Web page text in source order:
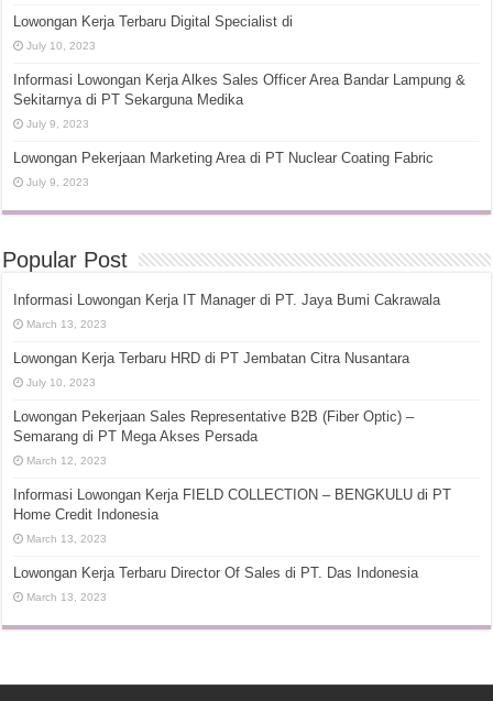
Lowongan Kerja Terbaru Digital Specialist di
July 10, 2023
Informasi Lowongan Kerja Alkes Sales Officer Area Bandar Lampung &
Sekitarnya di PT Sekarguna Medika
July 9, 2023
Lowongan Pekerjaan Marketing Area di PT Nuclear Coating Fabric
July 9, 2023
Popular Post
Informasi Lowongan Kerja IT Manager di PT. Jaya Bumi Cakrawala
March 13, 2023
Lowongan Kerja Terbaru HRD di PT Jembatan Citra Nusantara
July 10, 2023
Lowongan Pekerjaan Sales Representative B2B (Fiber Optic) –
Semarang di PT Mega Akses Persada
March 12, 2023
Informasi Lowongan Kerja FIELD COLLECTION – BENGKULU di PT
Home Credit Indonesia
March 13, 2023
Lowongan Kerja Terbaru Director Of Sales di PT. Das Indonesia
March 13, 2023